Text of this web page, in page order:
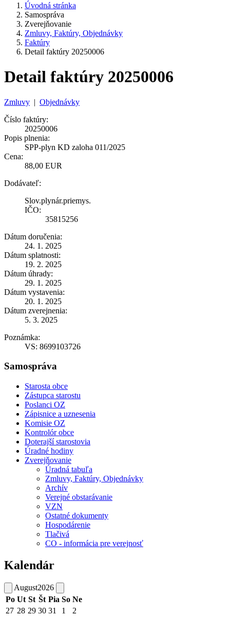
Úvodná stránka
Samospráva
Zverejňovanie
Zmluvy, Faktúry, Objednávky
Faktúry
Detail faktúry 20250006
Detail faktúry 20250006
Zmluvy | Objednávky
Číslo faktúry:
20250006
Popis plnenia:
SPP-plyn KD zaloha 011/2025
Cena:
88,00 EUR
Dodávateľ:
Slov.plynár.priemys.
IČO:
35815256
Dátum doručenia:
24. 1. 2025
Dátum splatnosti:
19. 2. 2025
Dátum úhrady:
29. 1. 2025
Dátum vystavenia:
20. 1. 2025
Dátum zverejnenia:
5. 3. 2025
Poznámka:
VS: 8699103726
Samospráva
Starosta obce
Zástupca starostu
Poslanci OZ
Zápisnice a uznesenia
Komisie OZ
Kontrolór obce
Doterajší starostovia
Úradné hodiny
Zverejňovanie
Úradná tabuľa
Zmluvy, Faktúry, Objednávky
Archív
Verejné obstarávanie
VZN
Ostatné dokumenty
Hospodárenie
Tlačivá
CO - informácia pre verejnosť
Kalendár
August2026
Po Ut St Št Pia So Ne
27 28 29 30 31 1
2